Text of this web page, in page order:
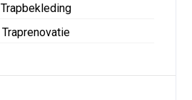
Trapbekleding
Traprenovatie